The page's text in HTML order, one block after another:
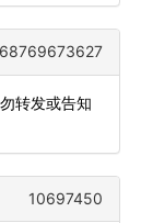
转发或告知
10697450